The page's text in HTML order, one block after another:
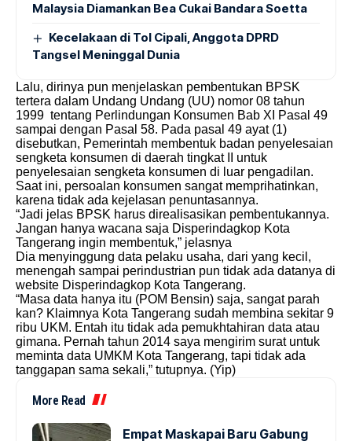
Malaysia Diamankan Bea Cukai Bandara Soetta
Kecelakaan di Tol Cipali, Anggota DPRD
Tangsel Meninggal Dunia
Lalu, dirinya pun menjelaskan pembentukan BPSK
tertera dalam Undang Undang (UU) nomor 08 tahun
1999 tentang Perlindungan Konsumen Bab XI Pasal 49
sampai dengan Pasal 58. Pada pasal 49 ayat (1)
disebutkan, Pemerintah membentuk badan penyelesaian
sengketa konsumen di daerah tingkat II untuk
penyelesaian sengketa konsumen di luar pengadilan.
Saat ini, persoalan konsumen sangat memprihatinkan,
karena tidak ada kejelasan penuntasannya.
“Jadi jelas BPSK harus direalisasikan pembentukannya.
Jangan hanya wacana saja Disperindagkop Kota
Tangerang ingin membentuk,” jelasnya
Dia menyinggung data pelaku usaha, dari yang kecil,
menengah sampai perindustrian pun tidak ada datanya di
website Disperindagkop Kota Tangerang.
“Masa data hanya itu (POM Bensin) saja, sangat parah
kan? Klaimnya Kota Tangerang sudah membina sekitar 9
ribu UKM. Entah itu tidak ada pemukhtahiran data atau
gimana. Pernah tahun 2014 saya mengirim surat untuk
meminta data UMKM Kota Tangerang, tapi tidak ada
tanggapan sama sekali,” tutupnya. (Yip)
More Read
Empat Maskapai Baru Gabung